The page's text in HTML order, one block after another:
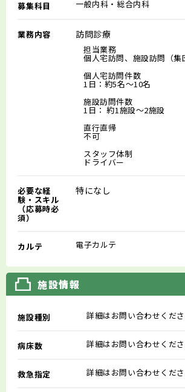
募集科目 一般内科・総合内科
業務内容 訪問診療
担当業務
個人宅訪問、施設訪問（集
個人宅訪問件数
1日：約5名～10名
施設訪問件数
1日： 約1施設～2施設
直行直帰
不可
スタッフ体制
ドライバー
必要な経
験・スキル
（応募時必
須）
特になし
カルテ 電子カルテ
施設情報
施設種別 詳細はお問い合わせくだ
病床数 詳細はお問い合わせくだ
救急指定 詳細はお問い合わせくだ